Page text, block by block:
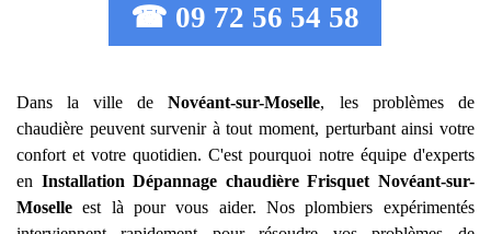
☎ 09 72 56 54 58
Dans la ville deNovéant-sur-Moselle, les problèmes de
chaudière peuvent survenir à tout moment, perturbant ainsi votre
confort et votre quotidien. C'est pourquoi notre équipe d'experts
en Installation Dépannage chaudière Frisquet Novéant-sur-
Moselle est là pour vous aider. Nos plombiers expérimentés